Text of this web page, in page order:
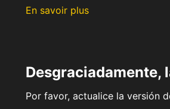
En savoir plus
Desgraciadamente,
Por favor, actualice la versión